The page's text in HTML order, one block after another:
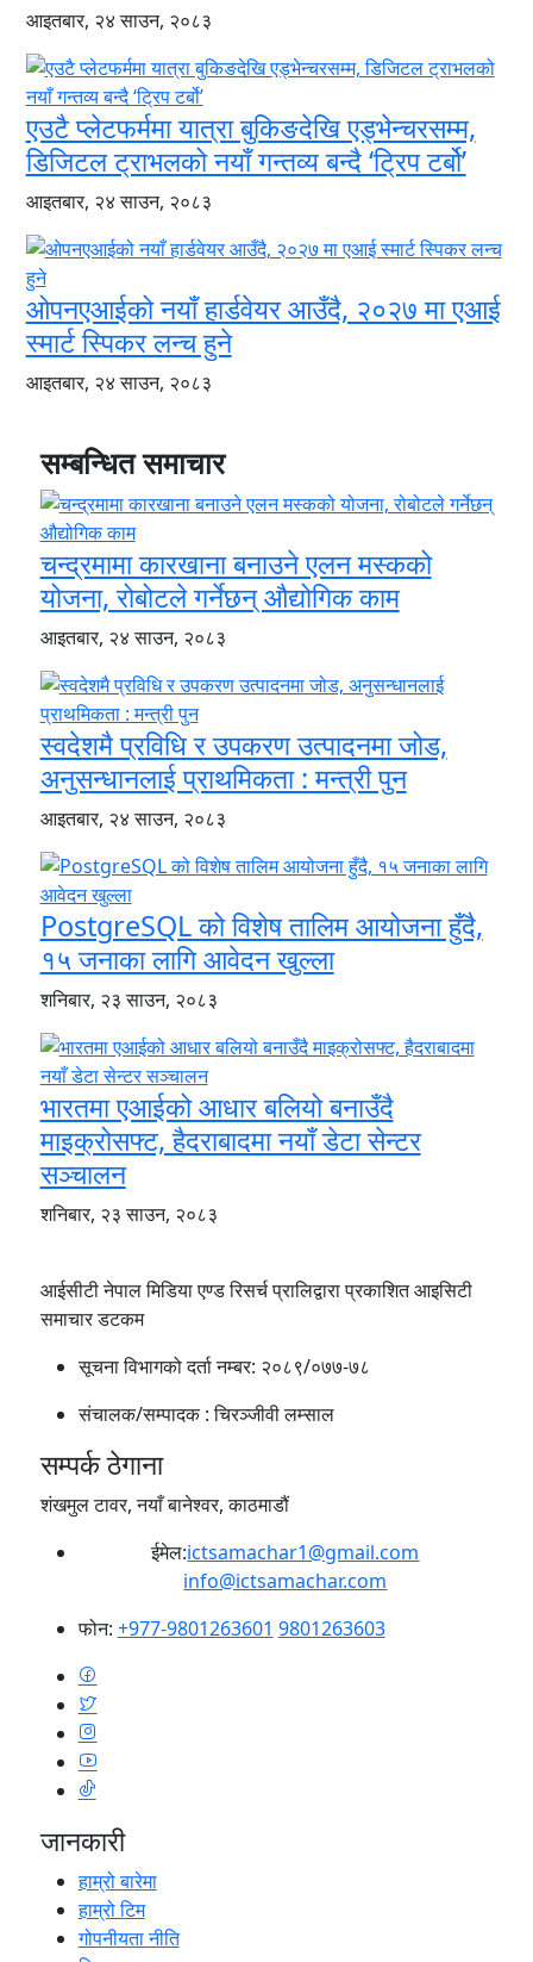
आइतबार, २४ साउन, २०८३
एउटै प्लेटफर्ममा यात्रा बुकिङदेखि एड्भेन्चरसम्म,
डिजिटल ट्राभलको नयाँ गन्तव्य बन्दै ‘ट्रिप टर्बो’
आइतबार, २४ साउन, २०८३
ओपनएआईको नयाँ हार्डवेयर आउँदै, २०२७ मा एआई
स्मार्ट स्पिकर लन्च हुने
आइतबार, २४ साउन, २०८३
सम्बन्धित समाचार
चन्द्रमामा कारखाना बनाउने एलन मस्कको
योजना, रोबोटले गर्नेछन् औद्योगिक काम
आइतबार, २४ साउन, २०८३
स्वदेशमै प्रविधि र उपकरण उत्पादनमा जोड,
अनुसन्धानलाई प्राथमिकता : मन्त्री पुन
आइतबार, २४ साउन, २०८३
PostgreSQL को विशेष तालिम आयोजना हुँदै,
१५ जनाका लागि आवेदन खुल्ला
शनिबार, २३ साउन, २०८३
भारतमा एआईको आधार बलियो बनाउँदै
माइक्रोसफ्ट, हैदराबादमा नयाँ डेटा सेन्टर
सञ्चालन
शनिबार, २३ साउन, २०८३
आईसीटी नेपाल मिडिया एण्ड रिसर्च प्रालिद्वारा प्रकाशित आइसिटी
समाचार डटकम
सूचना विभागको दर्ता नम्बर: २०८९/०७७-७८
संचालक/सम्पादक :चिरञ्जीवी लम्साल
सम्पर्क ठेगाना
शंखमुल टावर, नयाँ बानेश्वर, काठमाडौं
ईमेल:ictsamachar1@gmail.com
info@ictsamachar.com
फोन: +977-9801263601 9801263603
जानकारी
हाम्रो बारेमा
हाम्रो टिम
गोपनीयता नीति